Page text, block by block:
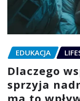
EDUKACJA
Dlaczego
sprzyja
ma to